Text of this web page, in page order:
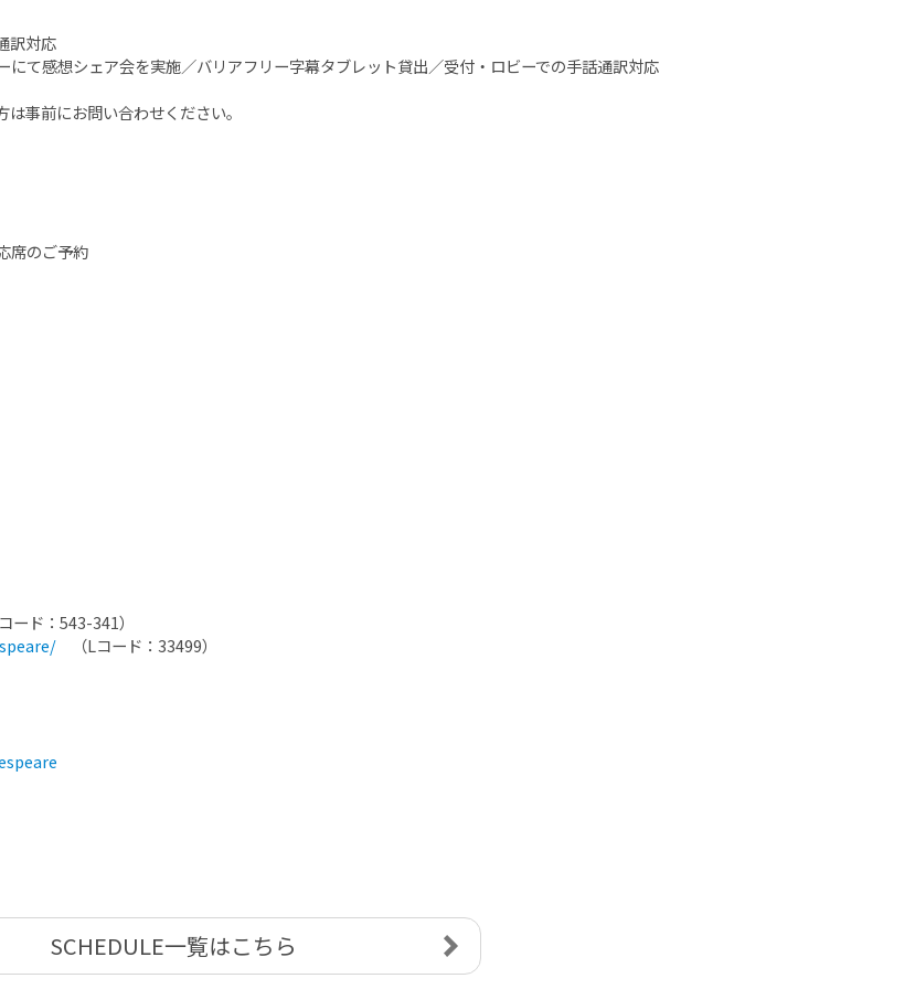
訳対応
て感想シェア会を実施／バリアフリー字幕タブレット貸出／受付・ロビーでの手話通訳対応
事前にお問い合わせください。
席のご予約
ード：543-341）
（Lコード：33499）
SCHEDULE一覧はこちら